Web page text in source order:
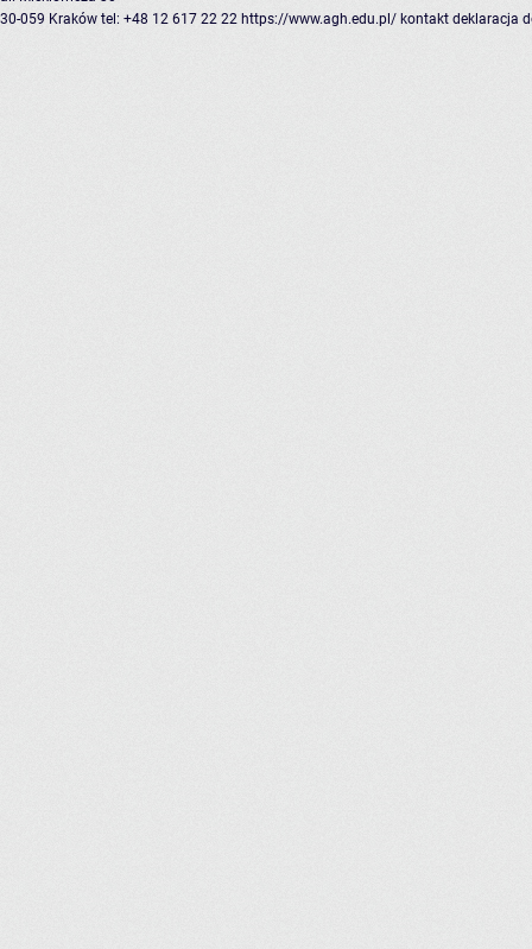
30-059 Kraków tel: +48 12 617 22 22 https://www.agh.edu.pl/ kontakt deklaracja